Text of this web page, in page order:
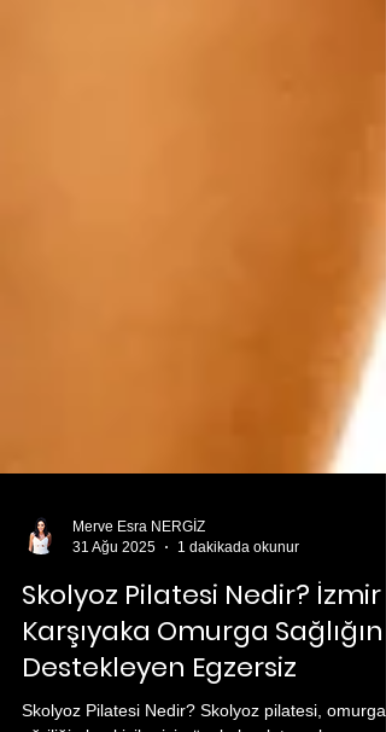
31 Ağu 2025
1 dakikada okunur
Skolyoz Pilatesi Nedir? İzmir
Karşıyaka Omurga Sağlığını
Destekleyen Egzersiz